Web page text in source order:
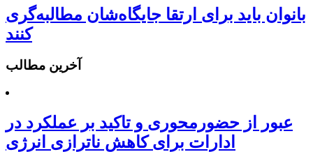
بانوان باید برای ارتقا جایگاه‌شان مطالبه‌گری
کنند
آخرین مطالب
عبور از حضورمحوری و تاکید بر عملکرد در
ادارات برای کاهش ناترازی انرژی